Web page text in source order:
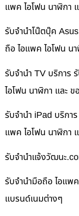
แพค ไอโฟน นาฬิกา
รับจำนำโน๊ตบุ๊ค
ถือ ไอแพค ไอโฟน น
รับจำนำ TV บริการ
ไอโฟน นาฬิกา และ
รับจำนำ iPad บริกา
แพค ไอโฟน นาฬิกา
รับจํานําแจ้งวัฒนะ
รับจำนำมือถือ ไอแพ
แบรนด์เนมต่างๆ